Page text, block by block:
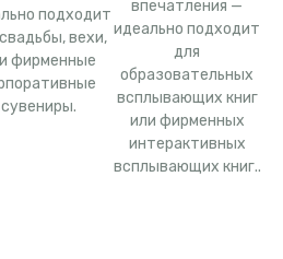
подходит
вехи,
фирменные
сувениры.
впечатления —
идеально подходит
для
образовательных
всплывающих книг
или фирменных
интерактивных
всплывающих книг..